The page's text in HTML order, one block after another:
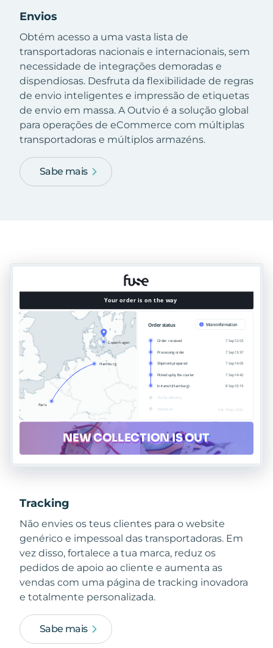
Envios
Obtém acesso a uma vasta lista de
transportadoras nacionais e internacionais, sem
necessidade de integrações demoradas e
dispendiosas. Desfruta da flexibilidade de regras
de envio inteligentes e impressão de etiquetas
de envio em massa. A Outvio é a solução global
para operações de eCommerce com múltiplas
transportadoras e múltiplos armazéns.
Sabe mais
Tracking
Não envies os teus clientes para o website
genérico e impessoal das transportadoras. Em
vez disso, fortalece a tua marca, reduz os
pedidos de apoio ao cliente e aumenta as
vendas com uma página de tracking inovadora
e totalmente personalizada.
Sabe mais